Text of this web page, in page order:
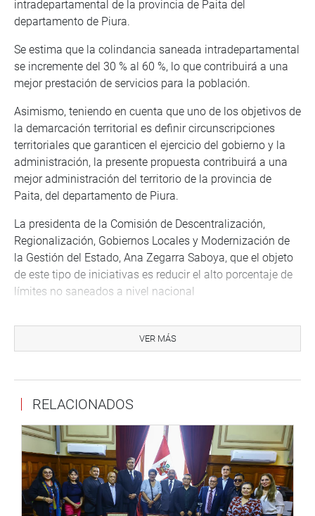
intradepartamental de la provincia de Paita del
departamento de Piura.
Se estima que la colindancia saneada intradepartamental
se incremente del 30 % al 60 %, lo que contribuirá a una
mejor prestación de servicios para la población.
Asimismo, teniendo en cuenta que uno de los objetivos de
la demarcación territorial es definir circunscripciones
territoriales que garanticen el ejercicio del gobierno y la
administración, la presente propuesta contribuirá a una
mejor administración del territorio de la provincia de
Paita, del departamento de Piura.
La presidenta de la Comisión de Descentralización,
Regionalización, Gobiernos Locales y Modernización de
la Gestión del Estado, Ana Zegarra Saboya, que el objeto
de este tipo de iniciativas es reducir el alto porcentaje de
límites no saneados a nivel nacional
unanimidad (79 votos a favor) y fue exonerada de
segunda votación por unanimidad (78 votos)
Lambayeque
Por unanimidad (80 votos a favor), el Pleno del Congreso
aprobó el dictamen recaído en el Proyecto de Ley 14128,
que propone el saneamiento de límites y tramos de la
provincia de Ferreñafe y de algunos de sus distritos del
departamento de Lambayeque.
La propuesta del Poder Ejecutivo no irroga gasto público,
y, por el contrario, contribuye a la reducción del alto
VER MÁS
RELACIONADOS